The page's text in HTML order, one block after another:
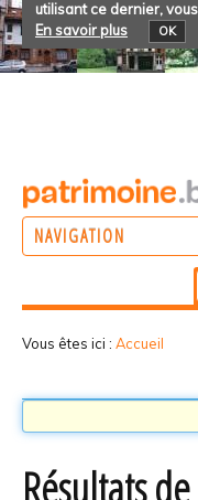
utilisant ce dernier,
En savoir plus
OK
NAVIGATION
Vous êtes ici : Accueil
Résultats